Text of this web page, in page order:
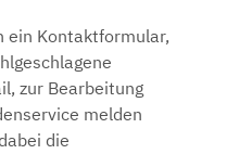
ein Kontaktformular,
zur Bearbeitung
melden
die